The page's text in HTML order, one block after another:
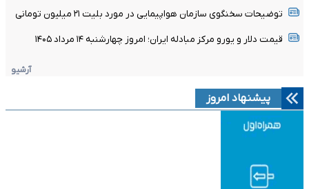
توضیحات سخنگوی سازمان هواپیمایی در مورد بلیت ۲۱ میلیون تومانی
قیمت دلار و یورو مرکز مبادله ایران؛ امروز چهارشنبه ۱۴ مرداد ۱۴۰۵
آرشیو
پیشنهاد امروز